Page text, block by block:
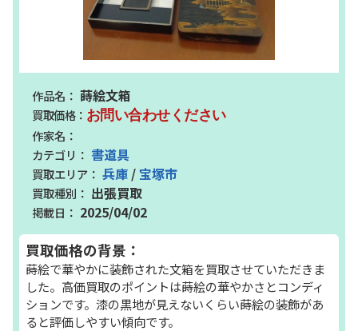
蒔絵文箱
お問い合わせください
書道具
兵庫 / 宝塚市
出張買取
2025/04/02
買取価格の背景：
蒔絵で華やかに装飾された文箱を買取させていただきま
した。高価買取のポイントは蒔絵の華やかさとコンディ
ションです。漆の黒地が見えないくらい蒔絵の装飾があ
ると評価しやすい傾向です。